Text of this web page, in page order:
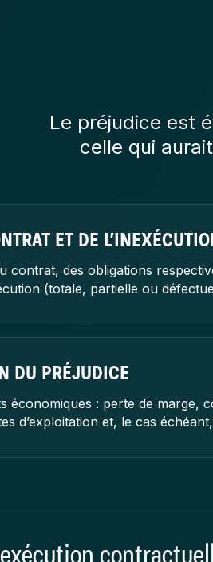
Le préjudice est
celle qui
ET DE
contrat, des obligations
(totale, partielle ou
DU PRÉJUDICE
économiques : perte de marge,
d’exploitation et, le cas échéant,